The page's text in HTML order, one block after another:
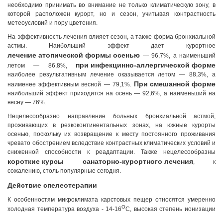
необходимо принимать во внимание не только климатическую зону, в
которой расположен курорт, но и сезон, учитывая контрастность
метеоусловий и пору цветения.
На эффективность лечения влияет сезон, а также форма бронхиальной
астмы. Наибольший эффект дает курортное
лечение атопической формы осенью — 96,7%, а наименьший
летом — 86,8%, при инфекцинно-аллергической форме
наиболее результативным лечение оказывается летом — 88,3%, а
наименее эффективным весной — 79,1%. При смешанной форме
наибольший эффект приходится на осень — 92,6%, а наименьший на
весну — 76%.
Нецелесообразно направление больных бронхиальной астмой,
проживающих в резкоконтинентальных зонах, на южные курорты
осенью, поскольку их возвращение к месту постоянного проживания
чревато обострением вследствие контрастных климатических условий и
сниженной способности к реадаптации. Также нецелесообразны
короткие курсы санаторно-курортного лечения, к
сожалению, столь популярные сегодня.
Действие спелеотерапии
К особенностям микроклимата карстовых пещер относятся умеренно
холодная температура воздуха - 14-16ОС, высокая степень ионизации